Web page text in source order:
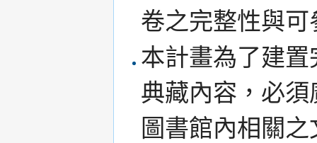
卷之完整性與可
本計畫為了建
典藏內容，必
圖書館內相關